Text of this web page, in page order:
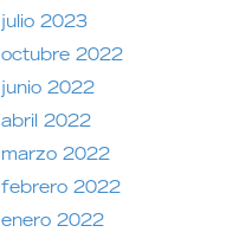
julio 2023
octubre 2022
junio 2022
abril 2022
marzo 2022
febrero 2022
enero 2022